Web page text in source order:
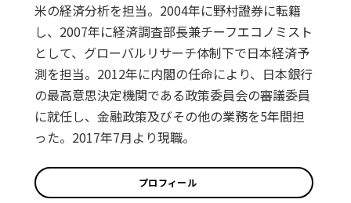
米の経済分析を担当。2004年に野村證券に転籍
し、2007年に経済調査部長兼チーフエコノミスト
として、グローバルリサーチ体制下で日本経済予
測を担当。2012年に内閣の任命により、日本銀行
の最高意思決定機関である政策委員会の審議委員
に就任し、金融政策及びその他の業務を5年間担
った。2017年7月より現職。
プロフィール